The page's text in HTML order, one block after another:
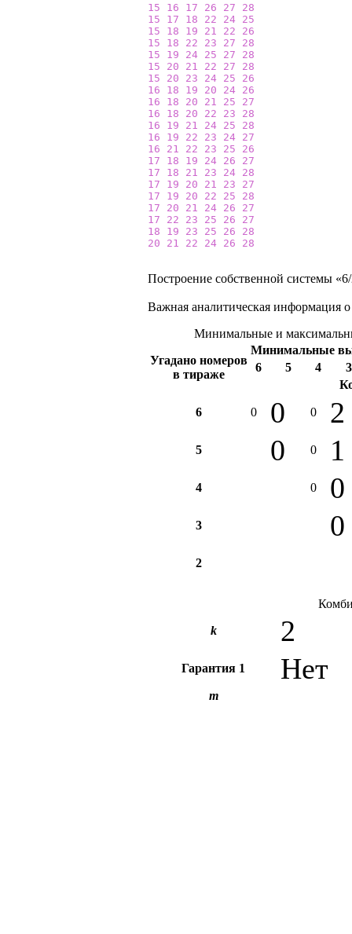
15
16 17 26 27
28
15
17 18 22 24 25
15
18 19 21 22
26
15
18 22 23 27
28
15
19 24 25 27
28
15
20 21 22 27
28
15
20 23 24 25
26
16
18 19 20 24 26
16
18 20 21 25
27
16
18 20 22 23
28
16
19 21 24 25
28
16
19 22 23 24 27
16
21 22 23 25
26
17
18 19 24 26
27
17
18 21 23 24 28
17
19 20 21 23
27
17
19 20 22 25
28
17
20 21 24 26
27
17
22 23 25 26
27
18
19 23 25 26
28
20
21 22 24 26 28
Построение собственной системы
Важная аналитическая информация о
Минимальные и
Угадано номеров
в тираже
Минимальные
6
5 4
3
6 0 0 0 2
5 0 0 1
4 0 0
3 0
2
k
2
Гарантия 1 Нет
m